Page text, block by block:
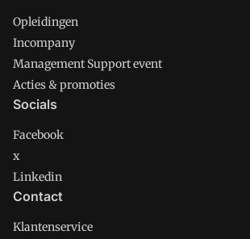
Opleidingen
Incompany
Management Support event
Acties & promoties
Socials
Facebook
x
Linkedin
Contact
Klantenservice